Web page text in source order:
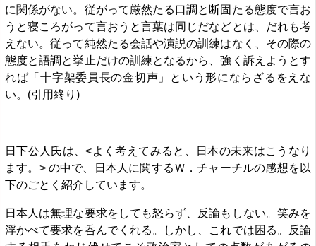
に関係がない。従がって厳然たる口調と断固たる態度で言お
うと寝ころがって言おうと言葉は同じだなどとは、だれも考
えない。従って純然たる会話や演説の訓練はなく、その際の
態度と語調と挙止だけの訓練となるから、強く訴えようとす
れば「十字架委員長の金切声」という形にならざるをえな
い。(引用終り)
日下公人氏は、<よく考えてみると、日本の未来はこうなり
ます。> の中で、日本人に関するＷ．チャーチルの感想を以
下のごとく紹介しています。
日本人は無理な要求をしても怒らず、反論もしない。笑みを
浮かべて要求を呑んでくれる。しかし、これでは困る。反論